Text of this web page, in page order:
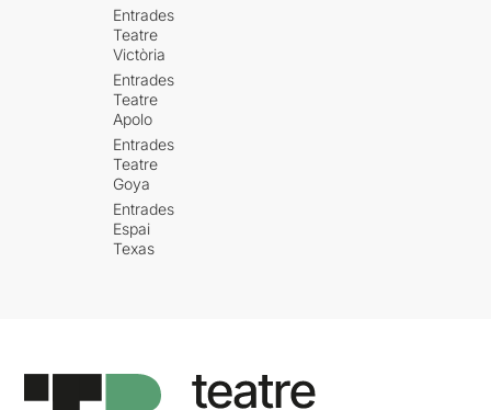
Entrades
Teatre
Victòria
Entrades
Teatre
Apolo
Entrades
Teatre
Goya
Entrades
Espai
Texas